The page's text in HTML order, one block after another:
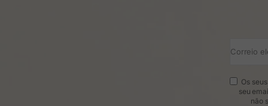
Correio
Os
seu
não